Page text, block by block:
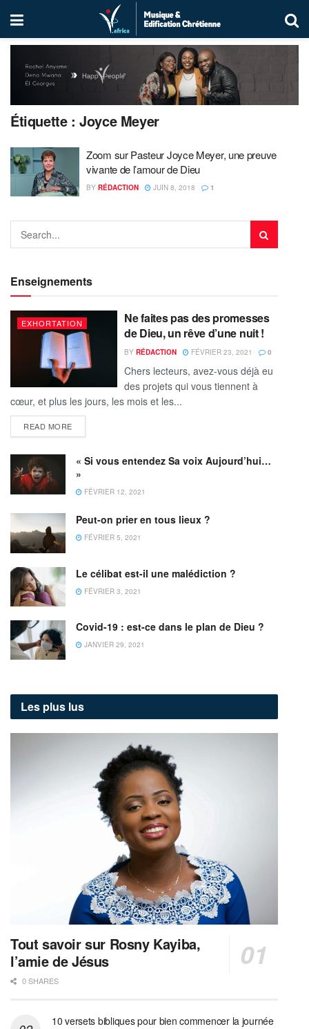
Étiquette :Joyce Meyer
Zoom sur Pasteur Joyce Meyer, une preuve
vivante de l’amour de Dieu
BY RÉDACTION JUIN 8, 2018 1
Enseignements
EXHORTATION
Ne faites pas des promesses
de Dieu, un rêve d’une nuit !
BY RÉDACTION FÉVRIER 23, 2021 0
Chers lecteurs, avez-vous déjà eu
des projets qui vous tiennent à
cœur, et plus les jours, les mois et les...
READ MORE
« Si vous entendez Sa voix Aujourd’hui…
»
FÉVRIER 12, 2021
Peut-on prier en tous lieux ?
FÉVRIER 5, 2021
Le célibat est-il une malédiction ?
FÉVRIER 3, 2021
Covid-19 : est-ce dans le plan de Dieu ?
JANVIER 29, 2021
Les plus lus
Tout savoir sur Rosny Kayiba,
l’amie de Jésus
0 SHARES
10 versets bibliques pour bien commencer la journée